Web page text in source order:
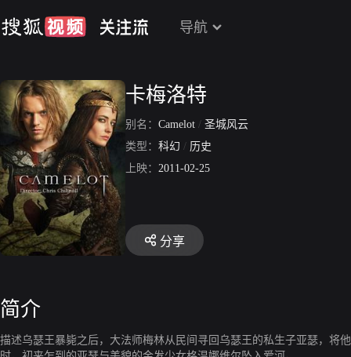
导航
卡梅洛特
别名： Camelot / 圣城风云
类型： 科幻 / 历史
上映： 2011-02-25
分享
简介
描述乌瑟王暴毙之后，大法师梅林从民间寻回乌瑟王的私生子亚瑟，将